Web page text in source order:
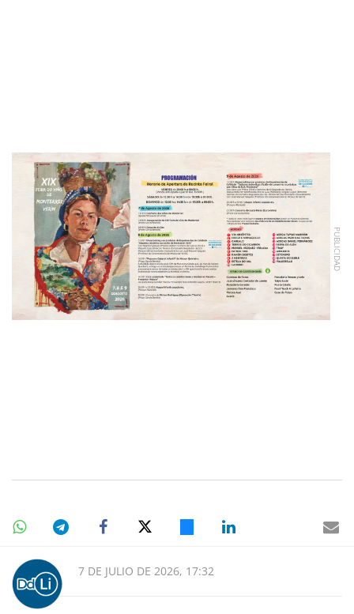
7 DE JULIO DE 2026, 17:32